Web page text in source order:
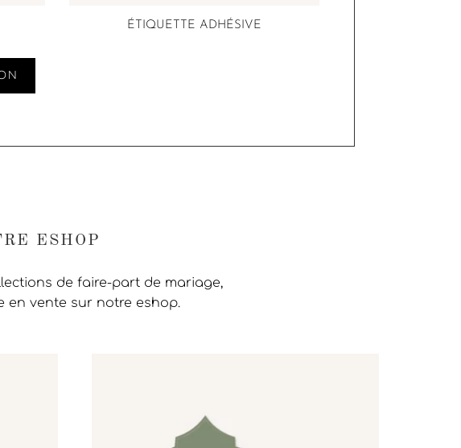
ÉTIQUETTE ADHÉSIVE
ESHOP
de faire-part de mariage,
en vente sur notre eshop.